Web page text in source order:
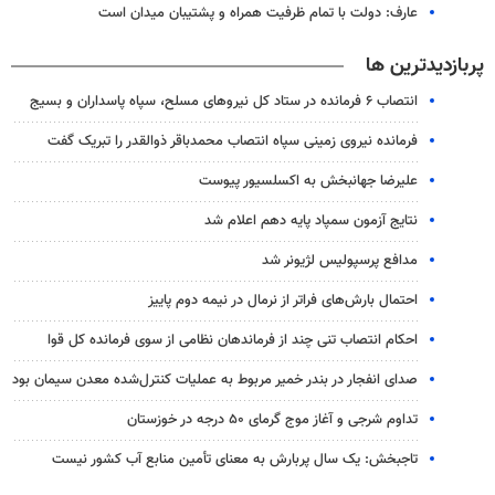
عارف: دولت با تمام ظرفیت همراه و پشتیبان میدان است
پربازدیدترین ها
انتصاب ۶ فرمانده در ستاد کل نیروهای مسلح، سپاه پاسداران و بسیج
فرمانده نیروی زمینی سپاه انتصاب محمدباقر ذوالقدر را تبریک گفت
علیرضا جهانبخش به اکسلسیور پیوست
نتایج آزمون سمپاد پایه دهم اعلام شد
مدافع پرسپولیس لژیونر شد
احتمال بارش‌های فراتر از نرمال در نیمه دوم پاییز
احکام انتصاب تنی چند از فرماندهان نظامی از سوی فرمانده کل قوا
صدای انفجار در بندر خمیر مربوط به عملیات کنترل‌شده معدن سیمان بود
تداوم شرجی و آغاز موج گرمای ۵۰ درجه در خوزستان
تاجبخش: یک سال پربارش به معنای تأمین منابع آب کشور نیست